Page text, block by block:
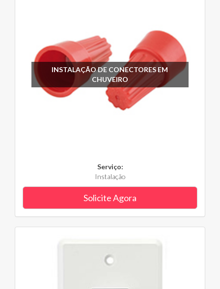
INSTALAÇÃO DE CONECTORES EM
CHUVEIRO
Serviço:
Instalação
Solicite Agora